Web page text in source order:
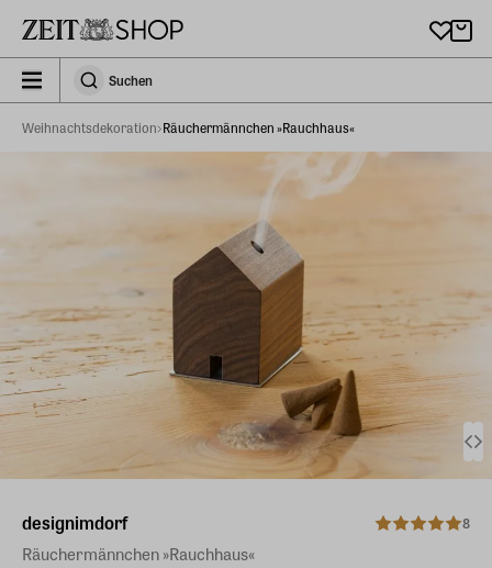
zeit_storefront.components.search.collapsed
SuchenSuchen
Weihnachtsdekoration Räuchermännchen »Rauchhaus«
designimdorf 8
Räuchermännchen »Rauchhaus«